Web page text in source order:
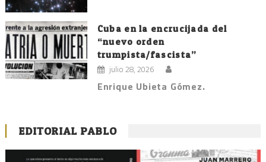
Cuba en la encrucijada del
“nuevo orden
trumpista/fascista”
julio 28, 2026
Enrique Ubieta Gómez.
EDITORIAL PABLO